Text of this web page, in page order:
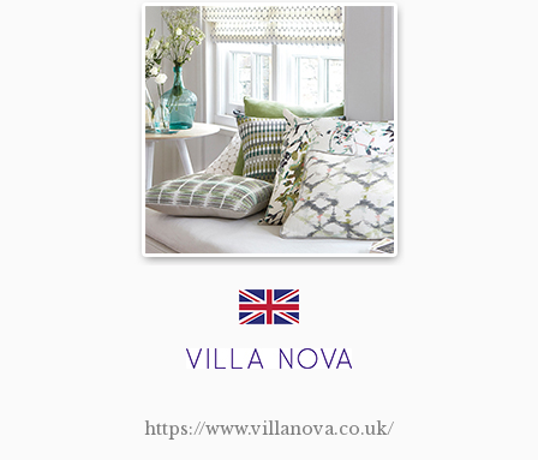
https://www.villanova.co.uk/